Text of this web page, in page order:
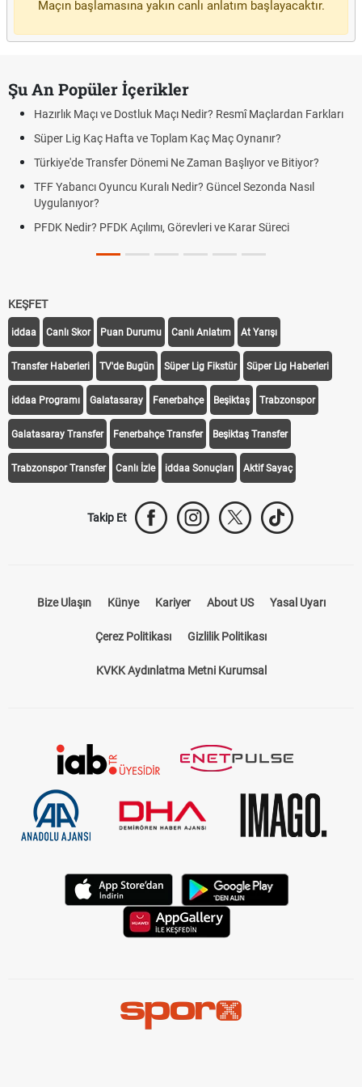
Maçın başlamasına yakın canlı anlatım başlayacaktır.
Şu An Popüler İçerikler
Hazırlık Maçı ve Dostluk Maçı Nedir? Resmî Maçlardan Farkları
Süper Lig Kaç Hafta ve Toplam Kaç Maç Oynanır?
Türkiye'de Transfer Dönemi Ne Zaman Başlıyor ve Bitiyor?
TFF Yabancı Oyuncu Kuralı Nedir? Güncel Sezonda Nasıl
Uygulanıyor?
PFDK Nedir? PFDK Açılımı, Görevleri ve Karar Süreci
KEŞFET
iddaa Canlı Skor Puan Durumu Canlı Anlatım At Yarışı
Transfer Haberleri TV'de Bugün Süper Lig Fikstür Süper Lig Haberleri
iddaa Programı Galatasaray Fenerbahçe Beşiktaş Trabzonspor
Galatasaray Transfer Fenerbahçe Transfer Beşiktaş Transfer
Trabzonspor Transfer Canlı İzle iddaa Sonuçları Aktif Sayaç
Takip Et
Bize Ulaşın Künye Kariyer About US Yasal Uyarı
Çerez Politikası Gizlilik Politikası
KVKK Aydınlatma Metni Kurumsal